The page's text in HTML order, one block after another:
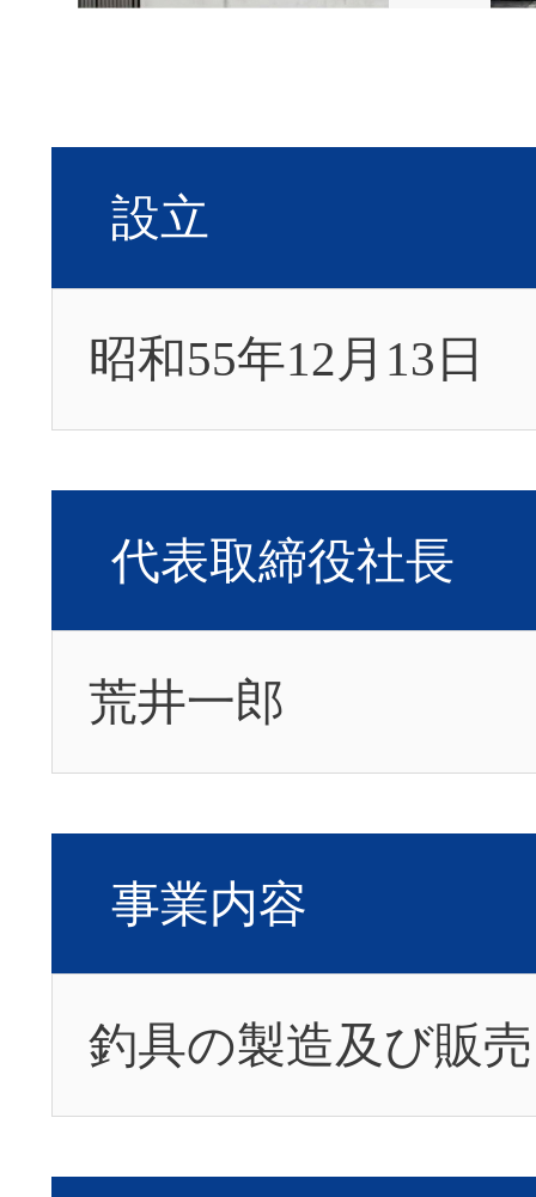
設立
昭和55年12月13日
代表取締役社長
荒井一郎
事業内容
釣具の製造及び販売